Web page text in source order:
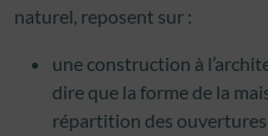
naturel, reposent sur :
une construction à
dire que la forme de la
répartition des